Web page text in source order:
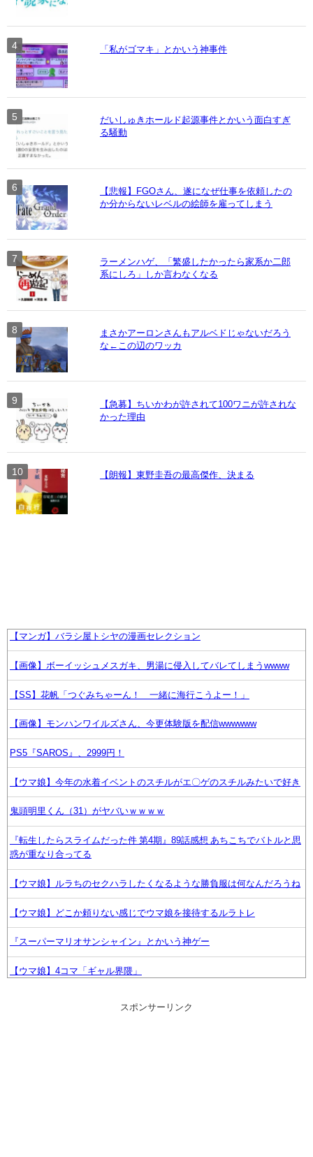
「私がゴマキ」とかいう神事件
だいしゅきホールド起源事件とかいう面白すぎ
る騒動
【悲報】FGOさん、遂になぜ仕事を依頼したの
か分からないレベルの絵師を雇ってしまう
ラーメンハゲ、「繁盛したかったら家系か二郎
系にしろ」しか言わなくなる
まさかアーロンさんもアルベドじゃないだろう
な←この辺のワッカ
【急募】ちいかわが許されて100ワニが許されな
かった理由
【朗報】東野圭吾の最高傑作、決まる
【マンガ】バラシ屋トシヤの漫画セレクション
【画像】ボーイッシュメスガキ、男湯に侵入してバレてしまうwwww
【SS】花帆「つぐみちゃーん！ 一緒に海行こうよー！」
【画像】モンハンワイルズさん、今更体験版を配信wwwwww
PS5『SAROS』、2999円！
【ウマ娘】今年の水着イベントのスチルがエ〇ゲのスチルみたいで好き
鬼頭明里くん（31）がヤバいｗｗｗｗ
『転生したらスライムだった件 第4期』89話感想 あちこちでバトルと思
惑が重なり合ってる
【ウマ娘】ルラちのセクハラしたくなるような勝負服は何なんだろうね
【ウマ娘】どこか頼りない感じでウマ娘を接待するルラトレ
『スーパーマリオサンシャイン』とかいう神ゲー
【ウマ娘】4コマ「ギャル界隈」
スポンサーリンク